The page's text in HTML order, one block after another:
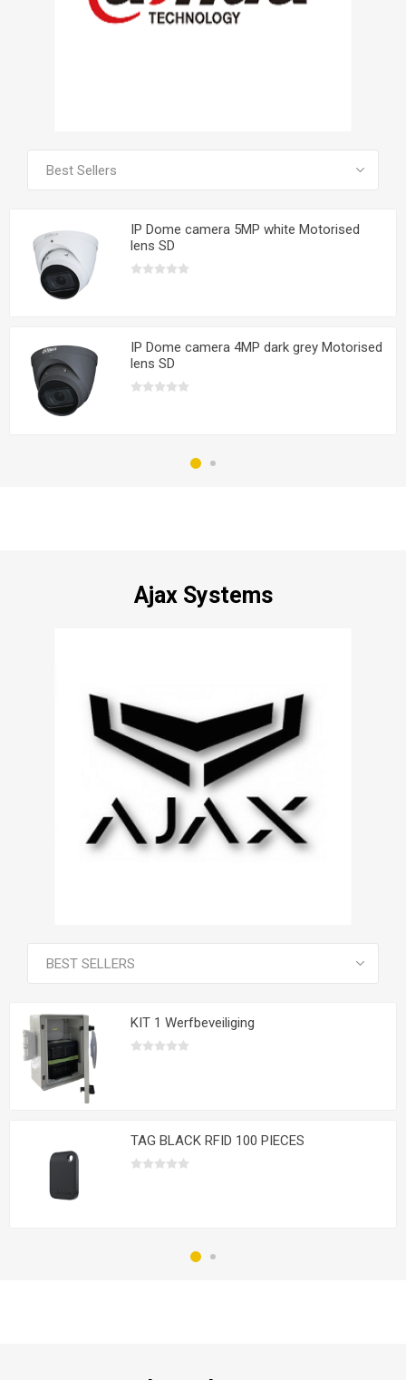
VOIR TOUS LES PRODUITS
IP Dome camera 5MP white Motorised
lens SD
IP Dome camera 4MP dark grey Motorised
lens SD
Ajax Systems
VOIR TOUS LES PRODUITS
KIT 1 Werfbeveiliging
TAG BLACK RFID 100 PIECES